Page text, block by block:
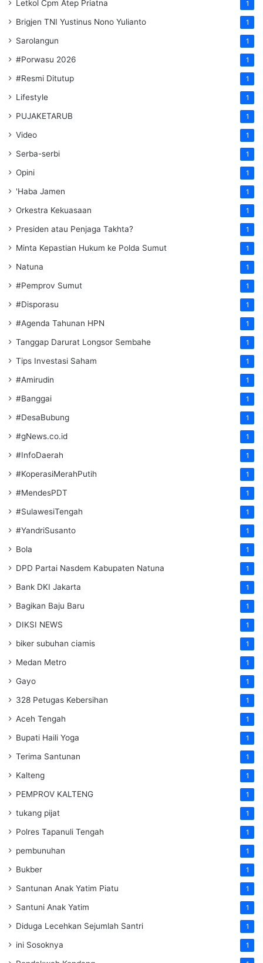
Letkol Cpm Atep Priatna 1
Brigjen TNI Yustinus Nono Yulianto 1
Sarolangun 1
#Porwasu 2026 1
#Resmi Ditutup 1
Lifestyle 1
PUJAKETARUB 1
Video 1
Serba-serbi 1
Opini 1
'Haba Jamen 1
Orkestra Kekuasaan 1
Presiden atau Penjaga Takhta? 1
Minta Kepastian Hukum ke Polda Sumut 1
Natuna 1
#Pemprov Sumut 1
#Disporasu 1
#Agenda Tahunan HPN 1
Tanggap Darurat Longsor Sembahe 1
Tips Investasi Saham 1
#Amirudin 1
#Banggai 1
#DesaBubung 1
#gNews.co.id 1
#InfoDaerah 1
#KoperasiMerahPutih 1
#MendesPDT 1
#SulawesiTengah 1
#YandriSusanto 1
Bola 1
DPD Partai Nasdem Kabupaten Natuna 1
Bank DKI Jakarta 1
Bagikan Baju Baru 1
DIKSI NEWS 1
biker subuhan ciamis 1
Medan Metro 1
Gayo 1
328 Petugas Kebersihan 1
Aceh Tengah 1
Bupati Haili Yoga 1
Terima Santunan 1
Kalteng 1
PEMPROV KALTENG 1
tukang pijat 1
Polres Tapanuli Tengah 1
pembunuhan 1
Bukber 1
Santunan Anak Yatim Piatu 1
Santuni Anak Yatim 1
Diduga Lecehkan Sejumlah Santri 1
ini Sosoknya 1